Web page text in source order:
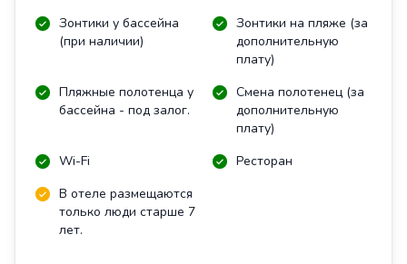
Зонтики у бассейна
(при наличии)
Зонтики на пляже (за
дополнительную
плату)
Пляжные полотенца у
бассейна - под залог.
Смена полотенец (за
дополнительную
плату)
Wi-Fi
Ресторан
В отеле размещаются
только люди старше 7
лет.